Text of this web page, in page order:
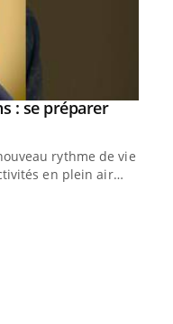
: se préparer
rythme de vie !
en plein air…